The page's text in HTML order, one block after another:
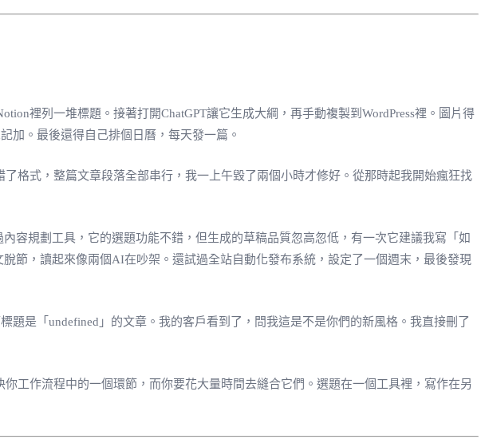
裡列一堆標題。接著打開ChatGPT讓它生成大綱，再手動複製到WordPress裡。圖片得
加。最後還得自己排個日曆，每天發一篇。
格式，整篇文章段落全部串行，我一上午毀了兩個小時才修好。從那時起我開始瘋狂找
容規劃工具，它的選題功能不錯，但生成的草稿品質忽高忽低，有一次它建議我寫「如
節，讀起來像兩個AI在吵架。還試過全站自動化發布系統，設定了一個週末，最後發現
是「undefined」的文章。我的客戶看到了，問我這是不是你們的新風格。我直接刪了
你工作流程中的一個環節，而你要花大量時間去縫合它們。選題在一個工具裡，寫作在另